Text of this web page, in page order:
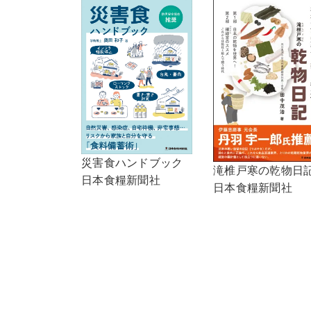
災害食ハンドブック
日本食糧新聞社
滝椎戸寒の乾物日
日本食糧新聞社